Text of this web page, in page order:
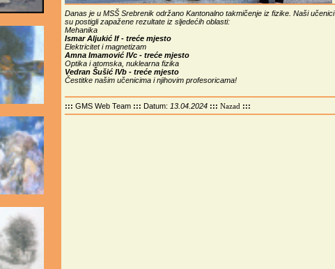
Danas je u MSŠ Srebrenik održano Kantonalno takmičenje iz fizike. Naši učenici
su postigli zapažene rezultate iz sljedećih oblasti:
Mehanika
Ismar Aljukić If - treće mjesto
Elektricitet i magnetizam
Amna Imamović IVc - treće mjesto
Optika i atomska, nuklearna fizika
Vedran Šušić IVb - treće mjesto
Čestitke našim učenicima i njihovim profesoricama!
::: GMS Web Team::: Datum: 13.04.2024::: Nazad :::